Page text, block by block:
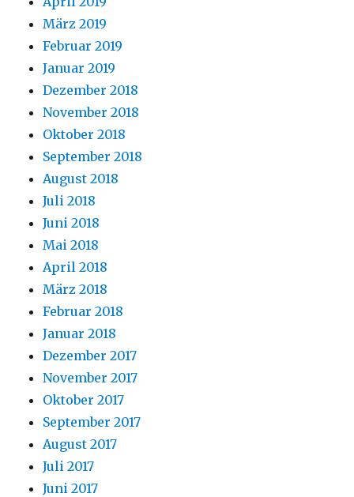
März 2019
Februar 2019
Januar 2019
Dezember 2018
November 2018
Oktober 2018
September 2018
August 2018
Juli 2018
Juni 2018
Mai 2018
April 2018
März 2018
Februar 2018
Januar 2018
Dezember 2017
November 2017
Oktober 2017
September 2017
August 2017
Juli 2017
Juni 2017